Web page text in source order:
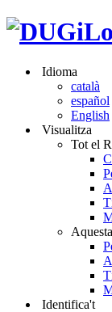
Idioma
català
español
English
Visualitza
Tot el
Identifica't